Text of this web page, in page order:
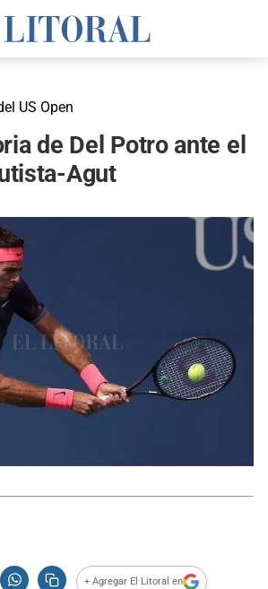
US Open
de Del Potro ante el
Agut
+ Agregar El Litoral en